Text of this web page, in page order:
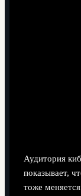
Аудитория
показывает,
тоже